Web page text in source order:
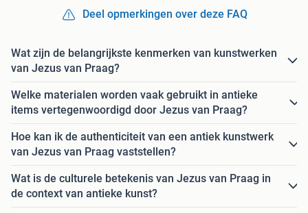
Deel opmerkingen over deze FAQ
Wat zijn de belangrijkste kenmerken van kunstwerken
van Jezus van Praag?
Welke materialen worden vaak gebruikt in antieke
items vertegenwoordigd door Jezus van Praag?
Hoe kan ik de authenticiteit van een antiek kunstwerk
van Jezus van Praag vaststellen?
Wat is de culturele betekenis van Jezus van Praag in
de context van antieke kunst?